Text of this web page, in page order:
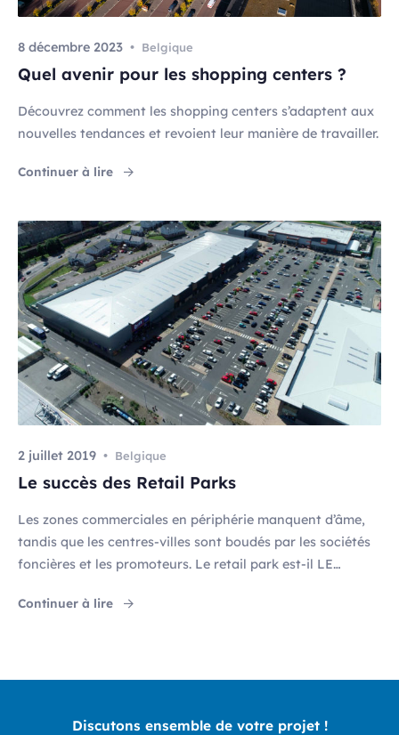
Quel avenir pour les shopping centers ?
Découvrez comment les shopping centers s’adaptent aux
nouvelles tendances et revoient leur manière de travailler.
Continuer à lire "Quel avenir pour les shopping centers ? "
8 décembre 2023 Belgique
Le succès des Retail Parks
Les zones commerciales en périphérie manquent d’âme,
tandis que les centres-villes sont boudés par les sociétés
foncières et les promoteurs. Le retail park est-il LE
tous ? Le passé : des ‘boites à chaussures’ inesthétiques
Continuer à lire "Le succès des Retail Parks"
2 juillet 2019 Belgique
Discutons ensemble de votre projet !